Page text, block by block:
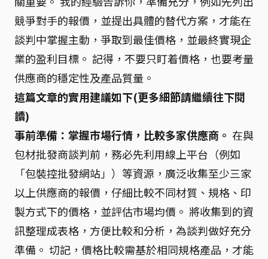
競爭對手的報價，並提出具體的替代方案，才能在
談判中掌握主動，爭取到最佳價格，並最終實現企
業的盈利目標。 記得，不要只盯着價格，也要考量
供應商的穩定性及產品質量。
這篇文章的實用建議如下(更多細節請繼續往下閱
讀)
事前準備：掌握市場行情，比較多家供應商。 在與
包材批發商談判前，務必先利用線上平台（例如
「包裝控批發網站」）等資源，廣泛收集至少三家
以上供應商的報價，仔細比較不同材質、規格、印
製方式下的價格，並評估市場均價。 將收集到的資
訊整理成表格，方便比較和分析，為談判做好充分
準備。 切記，價格比較需基於相同規格產品，才能